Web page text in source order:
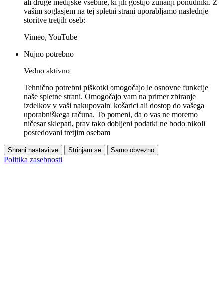
ali druge medijske vsebine, ki jih gostijo zunanji ponudniki. Z
vašim soglasjem na tej spletni strani uporabljamo naslednje
storitve tretjih oseb:
Vimeo, YouTube
Nujno potrebno
Vedno aktivno
Tehnično potrebni piškotki omogočajo le osnovne funkcije
naše spletne strani. Omogočajo vam na primer zbiranje
izdelkov v vaši nakupovalni košarici ali dostop do vašega
uporabniškega računa. To pomeni, da o vas ne moremo
ničesar sklepati, prav tako dobljeni podatki ne bodo nikoli
posredovani tretjim osebam.
Shrani nastavitve Strinjam se Samo obvezno
Politika zasebnosti